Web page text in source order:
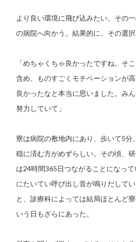
より良い環境に飛び込みたい。その
の病院へ向かう。結果的に、その選択
「めちゃくちゃ良かったですね。そ
含め、ものすごくモチベーションが
良かったなと本当に思いました。み
努力していて」
寮は病院の敷地内にあり、歩いて5分
穏に済む方がめずらしい。その頃、研
は24時間365日つながることになっ
にたいてい呼び出し音が鳴りだして
と、診療科によっては結局ほとんど
いう日もざらにあった。